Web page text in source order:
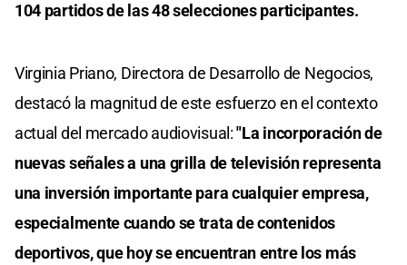
104 partidos de las 48 selecciones participantes.
Virginia Priano, Directora de Desarrollo de Negocios,
destacó la magnitud de este esfuerzo en el contexto
actual del mercado audiovisual:"La incorporación de
nuevas señales a una grilla de televisión representa
una inversión importante para cualquier empresa,
especialmente cuando se trata de contenidos
deportivos, que hoy se encuentran entre los más